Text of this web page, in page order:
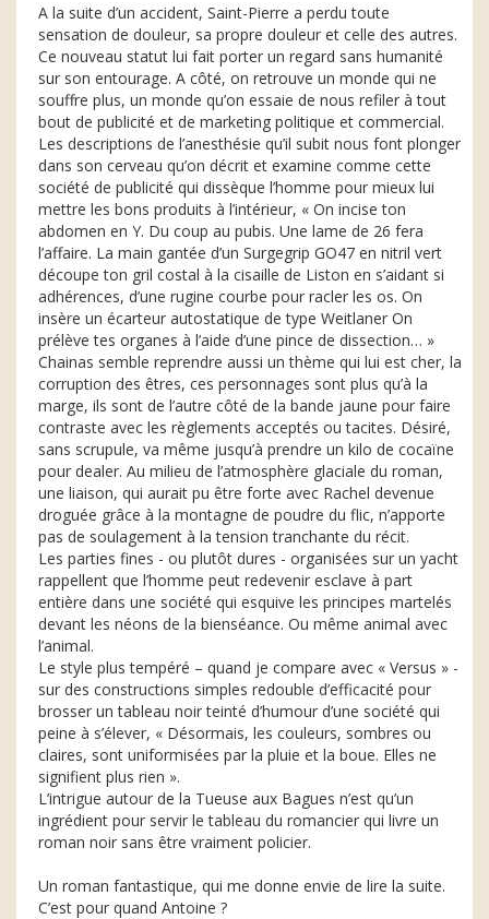
A la suite d’un accident, Saint-Pierre a perdu toute
sensation de douleur, sa propre douleur et celle des autres.
Ce nouveau statut lui fait porter un regard sans humanité
sur son entourage. A côté, on retrouve un monde qui ne
souffre plus, un monde qu’on essaie de nous refiler à tout
bout de publicité et de marketing politique et commercial.
Les descriptions de l’anesthésie qu’il subit nous font plonger
dans son cerveau qu’on décrit et examine comme cette
société de publicité qui dissèque l’homme pour mieux lui
mettre les bons produits à l’intérieur, « On incise ton
abdomen en Y. Du coup au pubis. Une lame de 26 fera
l’affaire. La main gantée d’un Surgegrip GO47 en nitril vert
découpe ton gril costal à la cisaille de Liston en s’aidant si
adhérences, d’une rugine courbe pour racler les os. On
insère un écarteur autostatique de type Weitlaner On
prélève tes organes à l’aide d’une pince de dissection… »
Chainas semble reprendre aussi un thème qui lui est cher, la
corruption des êtres, ces personnages sont plus qu’à la
marge, ils sont de l’autre côté de la bande jaune pour faire
contraste avec les règlements acceptés ou tacites. Désiré,
sans scrupule, va même jusqu’à prendre un kilo de cocaïne
pour dealer. Au milieu de l’atmosphère glaciale du roman,
une liaison, qui aurait pu être forte avec Rachel devenue
droguée grâce à la montagne de poudre du flic, n’apporte
pas de soulagement à la tension tranchante du récit.
Les parties fines - ou plutôt dures - organisées sur un yacht
rappellent que l’homme peut redevenir esclave à part
entière dans une société qui esquive les principes martelés
devant les néons de la bienséance. Ou même animal avec
l’animal.
Le style plus tempéré – quand je compare avec « Versus » -
sur des constructions simples redouble d’efficacité pour
brosser un tableau noir teinté d’humour d’une société qui
peine à s’élever, « Désormais, les couleurs, sombres ou
claires, sont uniformisées par la pluie et la boue. Elles ne
signifient plus rien ».
L’intrigue autour de la Tueuse aux Bagues n’est qu’un
ingrédient pour servir le tableau du romancier qui livre un
roman noir sans être vraiment policier.
Un roman fantastique, qui me donne envie de lire la suite.
C’est pour quand Antoine ?